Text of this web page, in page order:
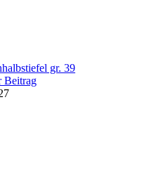
gr. 39
Beitrag